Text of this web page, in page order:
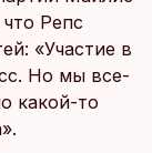
Репс
«Участие в
Но мы все-
какой-то